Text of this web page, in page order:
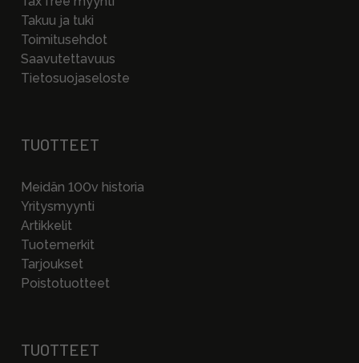
Takuu ja tuki
Toimitusehdot
Saavutettavuus
Tietosuojaseloste
TUOTTEET
Meidän 100v historia
Yritysmyynti
Artikkelit
Tuotemerkit
Tarjoukset
Poistotuotteet
TUOTTEET